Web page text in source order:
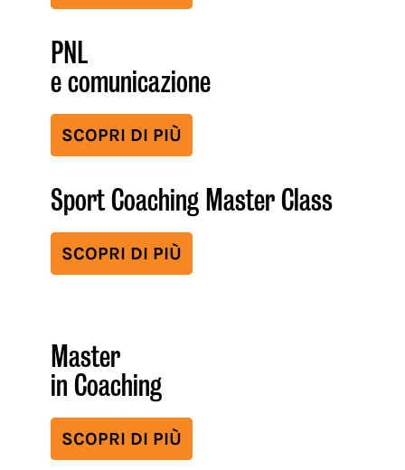
PNL
e comunicazione
SCOPRI DI PIÙ
Sport Coaching Master Class
SCOPRI DI PIÙ
Master
in Coaching
SCOPRI DI PIÙ